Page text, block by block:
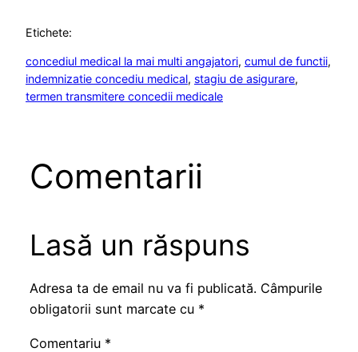
Etichete:
concediul medical la mai multi angajatori, cumul de functii
indemnizatie concediu medical, stagiu de asigurare
termen transmitere concedii medicale
Comentarii
Lasă un răspuns
Adresa ta de email nu va fi publicată. Câmpurile
obligatorii sunt marcate cu *
Comentariu *